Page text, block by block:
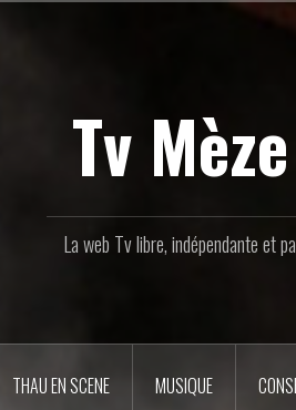
Tv
La web Tv libre, indépendante et
THAU EN SCENE MUSIQUE